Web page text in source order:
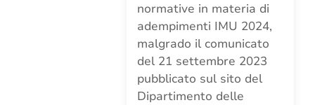
normative in materia di
adempimenti IMU 2024,
malgrado il comunicato
del 21 settembre 2023
pubblicato sul sito del
Dipartimento delle